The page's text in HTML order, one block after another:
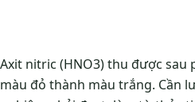
Axit nitric (HNO3) thu được
màu đỏ thành màu trắng. Cần